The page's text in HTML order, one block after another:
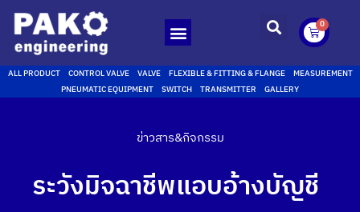
0
ALL PRODUCT CONTROL VALVE VALVE FLEXIBLE & FITTING & FLANGE
MEASUREMENT
PNEUMATIC EQUIPMENT
SWITCH TRANSMITTER GALLERY
ข่าวสาร&กิจกรรม
ระวังมิจฉาชีพแอบอ้างบัญชี